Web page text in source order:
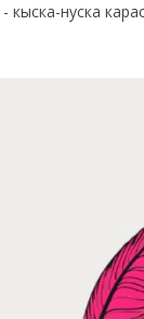
- кыска-нуска